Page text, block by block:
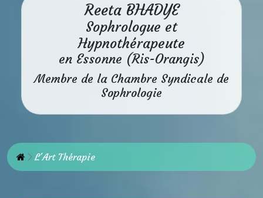
Reeta BHADYE
Sophrologue et
Hypnothérapeute
en Essonne (Ris-Orangis)
Membre de la Chambre Syndicale de
Sophrologie
Accueil
L'Art Thérapie